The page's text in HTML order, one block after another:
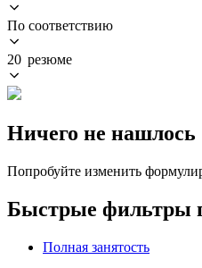
По соответствию
20 резюме
Ничего не нашлось
Попробуйте изменить
Быстрые фильтры
Полная занятость